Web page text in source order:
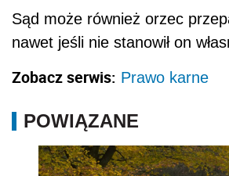
Sąd może również orzec
nawet jeśli nie stanowił on
Zobacz serwis: Prawo karne
POWIĄZANE